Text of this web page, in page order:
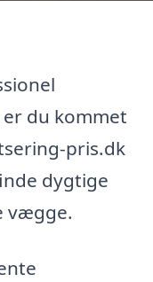
du kommet
pris.dk
dygtige
vægge.